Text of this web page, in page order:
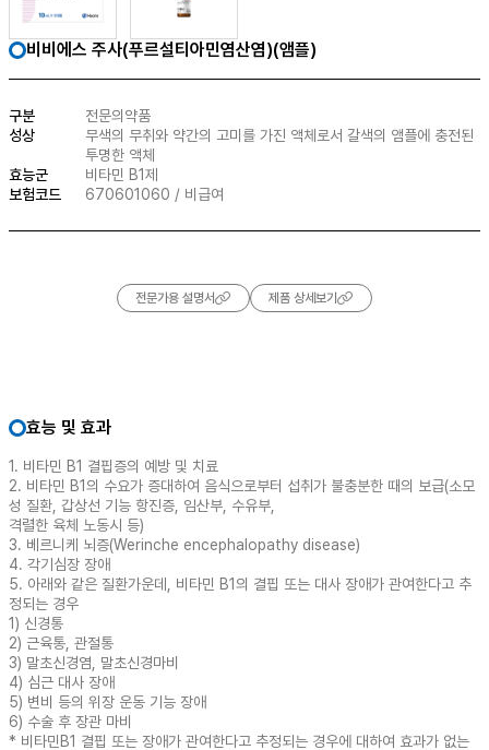
비비에스 주사(푸르설티아민염산염)(앰플)
구분
전문의약품
성상
무색의 무취와 약간의 고미를 가진 액체로서 갈색의 앰플에 충전된
투명한 액체
효능군
비타민 B1제
보험코드
670601060 / 비급여
전문가용 설명서 제품 상세보기
효능 및 효과
1. 비타민 B1 결핍증의 예방 및 치료
2. 비타민 B1의 수요가 증대하여 음식으로부터 섭취가 불충분한 때의 보급(소모
성 질환, 갑상선 기능 항진증, 임산부, 수유부,
격렬한 육체 노동시 등)
3. 베르니케 뇌증(Werinche encephalopathy disease)
4. 각기심장 장애
5. 아래와 같은 질환가운데, 비타민 B1의 결핍 또는 대사 장애가 관여한다고 추
정되는 경우
1) 신경통
2) 근육통, 관절통
3) 말초신경염, 말초신경마비
4) 심근 대사 장애
5) 변비 등의 위장 운동 기능 장애
6) 수술 후 장관 마비
* 비타민B1 결핍 또는 장애가 관여한다고 추정되는 경우에 대하여 효과가 없는